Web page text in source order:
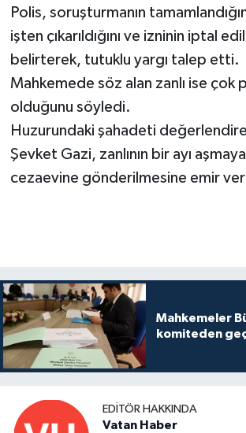
Polis, soruşturmanın
işten çıkarıldığını ve izninin iptal
belirterek, tutuklu yargı talep etti.
Mahkemede söz alan zanlı ise çok
olduğunu söyledi.
Huzurundaki şahadeti
Şevket Gazi, zanlının bir ayı
cezaevine gönderilmesine emir
Mahkemeler
komiteden
EDITÖR HAKKINDA
Vatan Haber